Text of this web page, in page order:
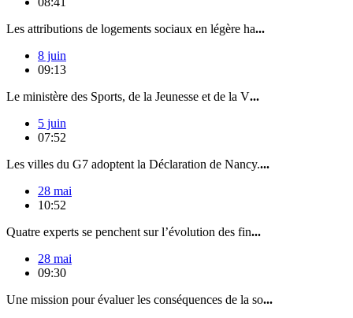
Les attributions de logements sociaux en légère ha...
8 juin
09:13
Le ministère des Sports, de la Jeunesse et de la V...
5 juin
07:52
Les villes du G7 adoptent la Déclaration de Nancy....
28 mai
10:52
Quatre experts se penchent sur l’évolution des fin...
28 mai
09:30
Une mission pour évaluer les conséquences de la so...